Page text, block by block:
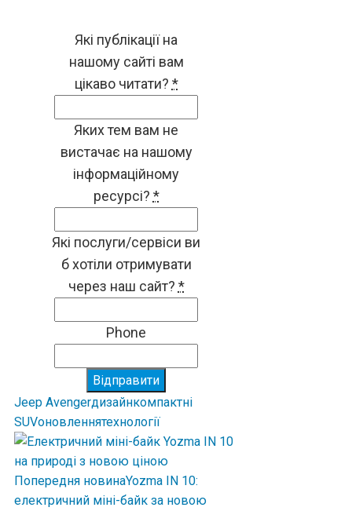
Які публікації на
нашому сайті вам
цікаво читати? *
Яких тем вам не
вистачає на нашому
інформаційному
ресурсі? *
Які послуги/сервіси ви
б хотіли отримувати
через наш сайт? *
Phone
Відправити
Jeep Avengerдизайнкомпактні
SUVоновленнятехнології
Попередня новинаYozma IN 10:
електричний міні-байк за новою